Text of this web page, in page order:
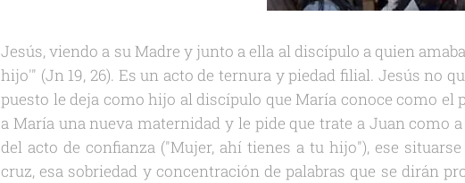
Jesús, viendo a su Madre y junto a ella al discípulo a quien
hijo'" (Jn 19, 26). Es un acto de ternura y piedad filial. Jesús no
puesto le deja como hijo al discípulo que María conoce como el
a María una nueva maternidad y le pide que trate a Juan como
del acto de confianza ("Mujer, ahí tienes a tu hijo"), ese
cruz, esa sobriedad y concentración de palabras que se dirán